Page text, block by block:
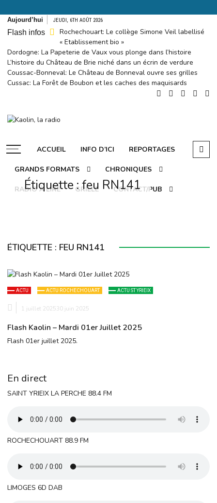
AllerAujourd’hui JEUDI, 6TH AOÛT 2026
Flash infos
Rochechouart: Le collège Simone Veil labellisé
« Etablissement bio »
Dordogne: La Papeterie de Vaux vous plonge dans l’histoire
L’histoire du Château de Brie niché dans un écrin de verdure
Coussac-Bonneval: Le Château de Bonneval ouvre ses grilles
Cussac: La Forêt de Boubon et les caches des maquisards
ACCUEIL INFO D’ICI REPORTAGES
GRANDS FORMATS CHRONIQUES
RADIO À LIRE GRILLE CONTACT/PUB
Étiquette :feu RN141
ÉTIQUETTE : FEU RN141
ACTU ACTU ROCHECHOUART ACTU ST YRIEIX
1 juillet 202530 juin 2025
Flash Kaolin – Mardi 01er Juillet 2025
Flash 01er juillet 2025.
En direct
SAINT YRIEIX LA PERCHE 88.4 FM
ROCHECHOUART 88.9 FM
LIMOGES 6D DAB